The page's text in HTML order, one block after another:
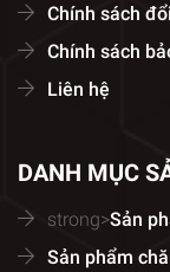
Chính sách
Chính sách
Liên hệ
DANH MỤC
strong>Sản
Sản phẩm